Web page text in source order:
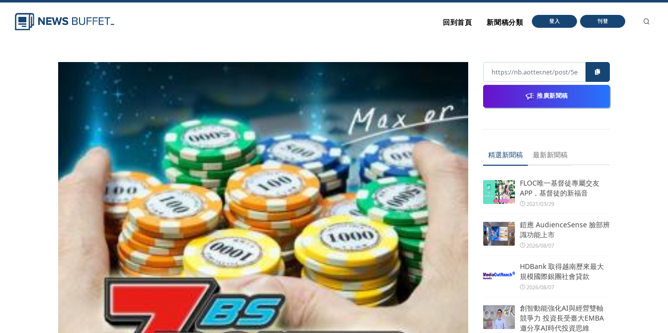
回到首頁 新聞稿分類 登入 刊登
推廣新聞稿
精選新聞稿 最新新聞稿
FLOC唯一基督徒專屬交友
APP，基督徒的新福音
2021/03/29
鎧應 AudienceSense 臉部辨
識功能上市
2026/08/07
HDBank 取得越南歷來最大
規模國際銀團社會貸款
2026/08/07
創智動能強化AI與經營雙軸
競爭力 投資長受臺大EMBA
邀分享AI時代投資思維